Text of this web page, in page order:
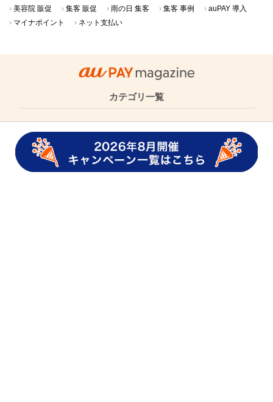
美容院 販促
集客 販促 雨の日 集客 集客 事例
auPAY 導入
マイナポイント
ネット支払い
カテゴリ一覧
キャッシュレス
au PAY導入事例
グロースパック
クーポン導入事例
店舗さま向け集客･販促アイデア
店舗さま向けキャッシュレス活用